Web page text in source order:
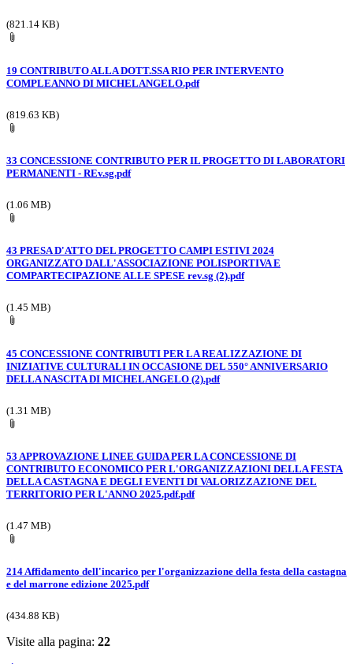
(821.14 KB)
19 CONTRIBUTO ALLA DOTT.SSA RIO PER INTERVENTO
COMPLEANNO DI MICHELANGELO.pdf
(819.63 KB)
33 CONCESSIONE CONTRIBUTO PER IL PROGETTO DI LABORATORI
PERMANENTI - REv.sg.pdf
(1.06 MB)
43 PRESA D'ATTO DEL PROGETTO CAMPI ESTIVI 2024
ORGANIZZATO DALL'ASSOCIAZIONE POLISPORTIVA E
COMPARTECIPAZIONE ALLE SPESE rev.sg (2).pdf
(1.45 MB)
45 CONCESSIONE CONTRIBUTI PER LA REALIZZAZIONE DI
INIZIATIVE CULTURALI IN OCCASIONE DEL 550° ANNIVERSARIO
DELLA NASCITA DI MICHELANGELO (2).pdf
(1.31 MB)
53 APPROVAZIONE LINEE GUIDA PER LA CONCESSIONE DI
CONTRIBUTO ECONOMICO PER L'ORGANIZZAZIONI DELLA FESTA
DELLA CASTAGNA E DEGLI EVENTI DI VALORIZZAZIONE DEL
TERRITORIO PER L'ANNO 2025.pdf.pdf
(1.47 MB)
214 Affidamento dell'incarico per l'organizzazione della festa della castagna
e del marrone edizione 2025.pdf
(434.88 KB)
Visite alla pagina: 22